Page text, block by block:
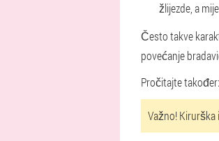
žlijezde, a
Često takve
povećanje
Pročitajte
Važno! Kirurška